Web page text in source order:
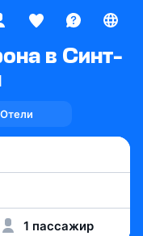
в Синт-
Отели
1 пассажир